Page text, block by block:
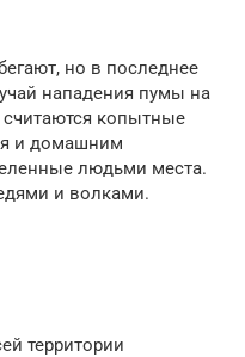
но в последнее
нападения пумы на
копытные
и домашним
людьми места.
и волками.
территории